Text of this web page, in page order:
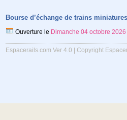
Bourse d’échange de trains
Ouverture le Dimanche 04 octobre 2026
Espacerails.com Ver 4.0 | Copyright